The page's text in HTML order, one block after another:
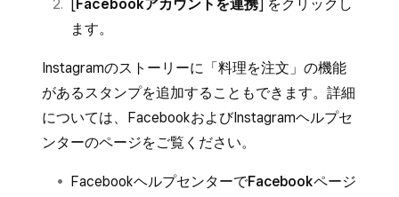
[Facebookアカウントを連携] をクリックし
ます。
Instagramのストーリーに「料理を注文」の機能
があるスタンプを追加することもできます。詳細
については、FacebookおよびInstagramヘルプセ
ンターのページをご覧ください。
FacebookヘルプセンターでFacebookページ